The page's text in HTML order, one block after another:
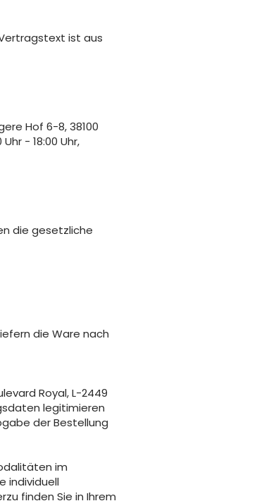
ist aus
Hof 6-8, 38100
- 18:00 Uhr,
die gesetzliche
die Ware nach
Royal, L-2449
legitimieren
der Bestellung
im
individuell
finden Sie in Ihrem